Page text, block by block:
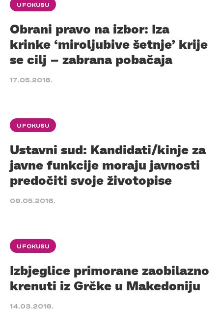
U FOKUSU
Obrani pravo na izbor: Iza
krinke ‘miroljubive šetnje’ krije
se cilj – zabrana pobačaja
17.05.2016.
U FOKUSU
Ustavni sud: Kandidati/kinje za
javne funkcije moraju javnosti
predočiti svoje životopise
09.05.2016.
U FOKUSU
Izbjeglice primorane zaobilazno
krenuti iz Grčke u Makedoniju
14.03.2016.